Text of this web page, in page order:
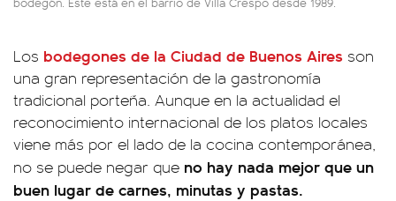
Los bodegones de la Ciudad de Buenos Aires son
una gran representación de la gastronomía
tradicional porteña. Aunque en la actualidad el
reconocimiento internacional de los platos locales
viene más por el lado de la cocina contemporánea,
no se puede negar que no hay nada mejor que un
buen lugar de carnes, minutas y pastas.